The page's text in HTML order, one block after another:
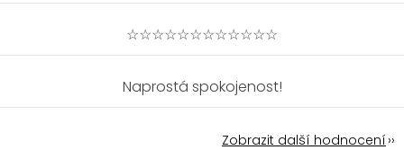
☆☆☆☆☆☆☆☆☆☆☆☆
Naprostá spokojenost!
Zobrazit další hodnocení